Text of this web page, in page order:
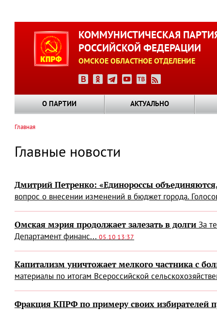
КОММУНИСТИЧЕСКАЯ
РОССИЙСКОЙ ФЕДЕРАЦИИ
ОМСКОЕ ОБЛАСТНОЕ ОТДЕЛЕНИЕ
О ПАРТИИ АКТУАЛЬНО
навигации
Главная
Главные новости
Дмитрий Петренко: «Единороссы объединяются,
вопрос о внесении изменений в бюджет города.
Омская мэрия продолжает залезать в долги За
Департамент финанс... 05.10 13:37
Капитализм уничтожает мелкого частника с
материалы по итогам Всероссийской
Фракция КПРФ по примеру своих избирателей